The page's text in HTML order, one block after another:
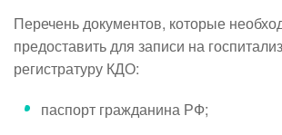
Перечень документов, которые
предоставить для записи на
регистратуру КДО:
паспорт гражданина РФ;